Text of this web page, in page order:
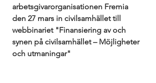
arbetsgivarorganisationen Fremia
den 27 mars in civilsamhället till
webbinariet "Finansiering av och
synen på civilsamhället – Möjligheter
och utmaningar"